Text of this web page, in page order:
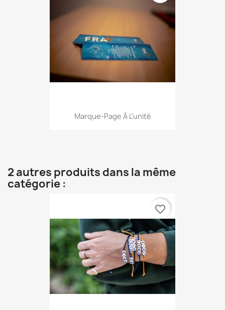
Marque-Page À L'unité
2 autres produits dans la même
catégorie :
favorite_border